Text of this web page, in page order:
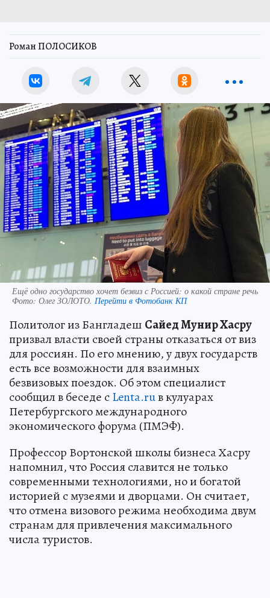
Роман ПОЛОСИКОВ
Ещё одно государство хочет безвиз с Россией: о какой стране речь
Фото: Олег ЗОЛОТО. Перейти в Фотобанк КП
Политолог из Бангладеш Сайед Мунир Хасру
призвал власти своей страны отказаться от виз
для россиян. По его мнению, у двух государств
есть все возможности для взаимных
безвизовых поездок. Об этом специалист
сообщил в беседе сLenta.ruв кулуарах
Петербургского международного
экономического форума (ПМЭФ).
Профессор Вортонской школы бизнеса Хасру
напомнил, что Россия славится не только
современными технологиями, но и богатой
историей с музеями и дворцами. Он считает,
что отмена визового режима необходима двум
странам для привлечения максимального
числа туристов.